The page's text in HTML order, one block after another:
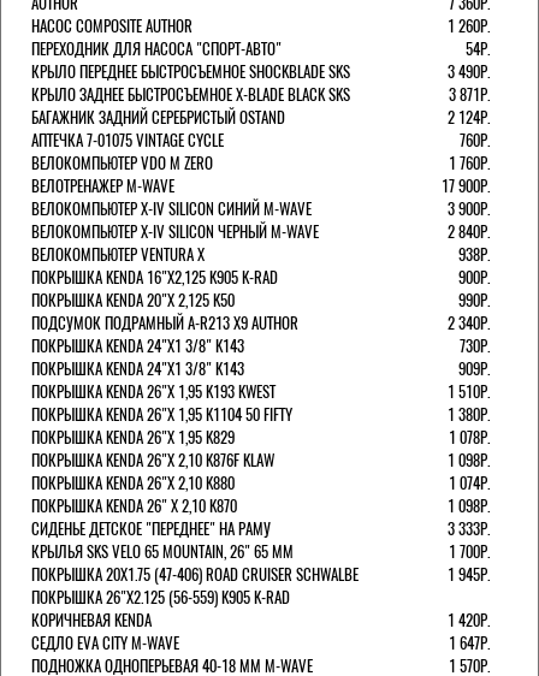
НАСОС COMPOSITE AUTHOR
1 260Р.
ПЕРЕХОДНИК ДЛЯ НАСОСА "СПОРТ-АВТО"
54Р.
КРЫЛО ПЕРЕДНЕЕ БЫСТРОСЪЕМНОЕ SHOCKBLADE SKS
3 490Р.
КРЫЛО ЗАДНЕЕ БЫСТРОСЪЕМНОЕ X-BLADE BLACK SKS
3 871Р.
БАГАЖНИК ЗАДНИЙ СЕРЕБРИСТЫЙ OSTAND
2 124Р.
АПТЕЧКА 7-01075 VINTAGE CYCLE
760Р.
ВЕЛОКОМПЬЮТЕР VDO M ZERO
1 760Р.
ВЕЛОТРЕНАЖЕР M-WAVE
17 900Р.
ВЕЛОКОМПЬЮТЕР X-IV SILICON СИНИЙ M-WAVE
3 900Р.
ВЕЛОКОМПЬЮТЕР X-IV SILICON ЧЕРНЫЙ M-WAVE
2 840Р.
ВЕЛОКОМПЬЮТЕР VENTURA Х
938Р.
ПОКРЫШКА KENDA 16"Х2,125 K905 K-RAD
900Р.
ПОКРЫШКА KENDA 20"Х 2,125 K50
990Р.
ПОДСУМОК ПОДРАМНЫЙ A-R213 X9 AUTHOR
2 340Р.
ПОКРЫШКА KENDA 24"Х1 3/8" K143
730Р.
ПОКРЫШКА KENDA 24"Х1 3/8" K143
909Р.
ПОКРЫШКА KENDA 26"Х 1,95 K193 KWEST
1 510Р.
ПОКРЫШКА KENDA 26"Х 1,95 K1104 50 FIFTY
1 380Р.
ПОКРЫШКА KENDA 26"Х 1,95 K829
1 078Р.
ПОКРЫШКА KENDA 26"Х 2,10 K876F KLAW
1 098Р.
ПОКРЫШКА KENDA 26"Х 2,10 K880
1 074Р.
ПОКРЫШКА KENDA 26" Х 2,10 K870
1 098Р.
СИДЕНЬЕ ДЕТСКОЕ "ПЕРЕДНЕЕ" НА РАМУ
3 333Р.
КРЫЛЬЯ SKS VELO 65 MOUNTAIN, 26" 65 ММ
1 700Р.
ПОКРЫШКА 20X1.75 (47-406) ROAD CRUISER SCHWALBE
1 945Р.
ПОКРЫШКА 26"Х2.125 (56-559) K905 K-RAD
КОРИЧНЕВАЯ KENDA
1 420Р.
СЕДЛО EVA CITY M-WAVE
1 647Р.
ПОДНОЖКА ОДНОПЕРЬЕВАЯ 40-18 ММ M-WAVE
1 570Р.